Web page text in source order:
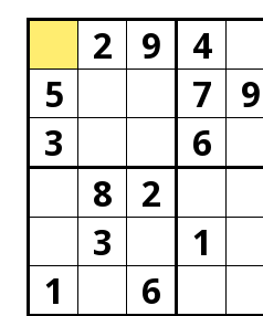
2 9 4
5
7 9
3
6
8
2
3
1
1
6